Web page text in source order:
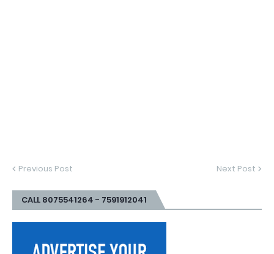
Previous Post Next Post
CALL 8075541264 - 7591912041